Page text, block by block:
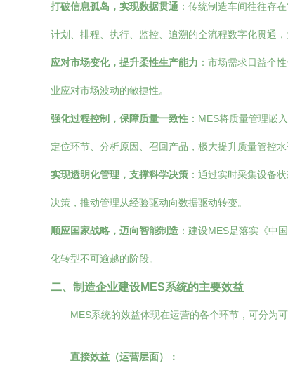
打破信息孤岛，实现数据贯通 ：传统制造车间往往存
计划、排程、执行、监控、追溯的全流程数字化贯通，
应对市场变化，提升柔性生产能力 ：市场需求日益个
业应对市场波动的敏捷性。
强化过程控制，保障质量一致性 ：MES将质量管理嵌
定位环节、分析原因、召回产品，极大提升质量管控水
实现透明化管理，支撑科学决策 ：通过实时采集设备
决策，推动管理从经验驱动向数据驱动转变。
顺应国家战略，迈向智能制造 ：建设MES是落实《中
化转型不可逾越的阶段。
二、制造企业建设MES系统的主要效益
MES系统的效益体现在运营的各个环节，可分为
直接效益（运营层面）：